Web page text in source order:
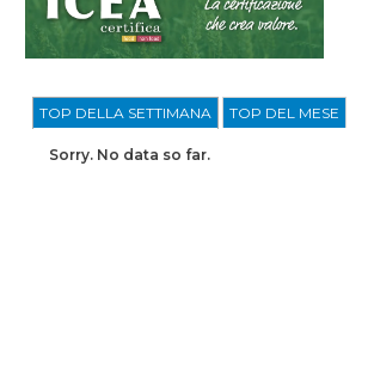
TOP DELLA SETTIMANA TOP DEL MESE
Sorry. No data so far.